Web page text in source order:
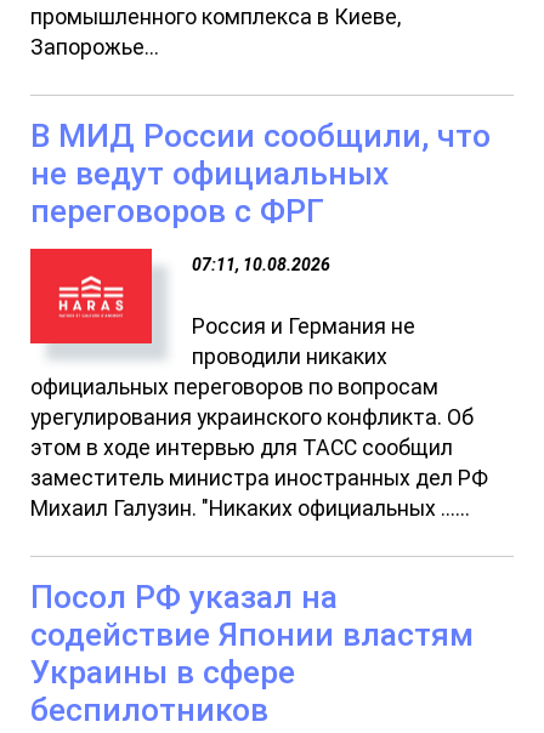
промышленного комплекса в Киеве,
Запорожье...
В МИД России сообщили, что
не ведут официальных
переговоров с ФРГ
07:11, 10.08.2026
Россия и Германия не
проводили никаких
официальных переговоров по вопросам
урегулирования украинского конфликта. Об
этом в ходе интервью для ТАСС сообщил
заместитель министра иностранных дел РФ
Михаил Галузин. "Никаких официальных ......
Посол РФ указал на
содействие Японии властям
Украины в сфере
беспилотников